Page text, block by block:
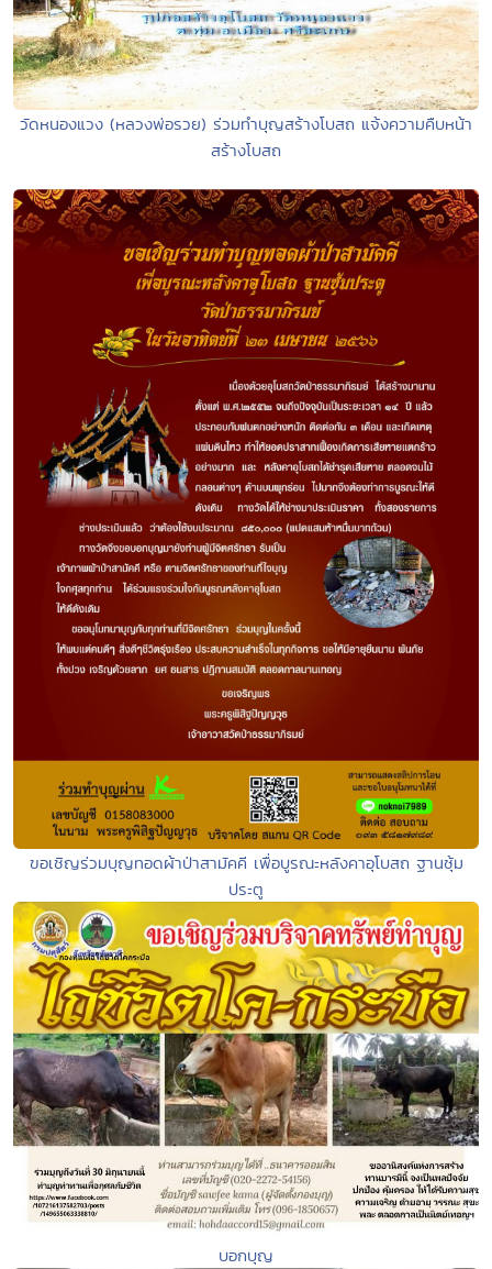
วัดหนองแวง (หลวงพ่อรวย) ร่วมทำบุญสร้างโบสถ แจ้งความคืบหน้า
สร้างโบสถ
ขอเชิญร่วมบุญทอดผ้าป่าสามัคคี เพื่อบูรณะหลังคาอุโบสถ ฐานซุ้ม
ประตู
บอกบุญ